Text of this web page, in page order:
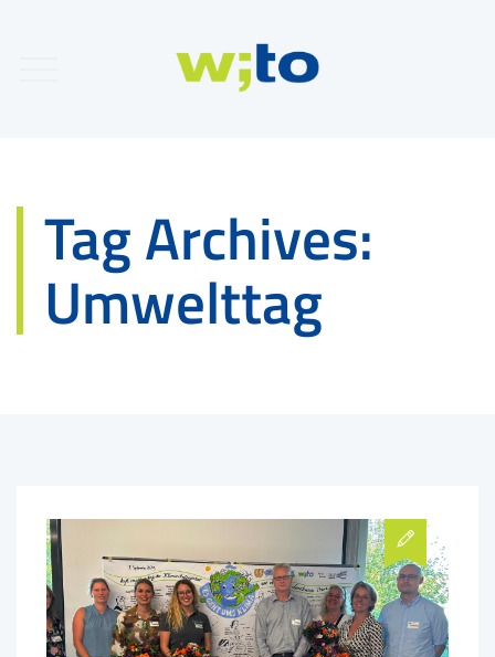
Tag Archives:
Umwelttag